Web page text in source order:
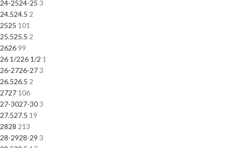
24-2524-25 3
24.524.5 2
2525 101
25.525.5 2
2626 99
26 1/226 1/2 1
26-2726-273
26.526.5 2
2727 106
27-3027-303
27.527.5 19
2828 213
28-2928-29 3